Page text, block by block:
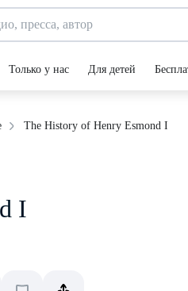
Только у нас Для детей
The History of Henry Esmond I
I